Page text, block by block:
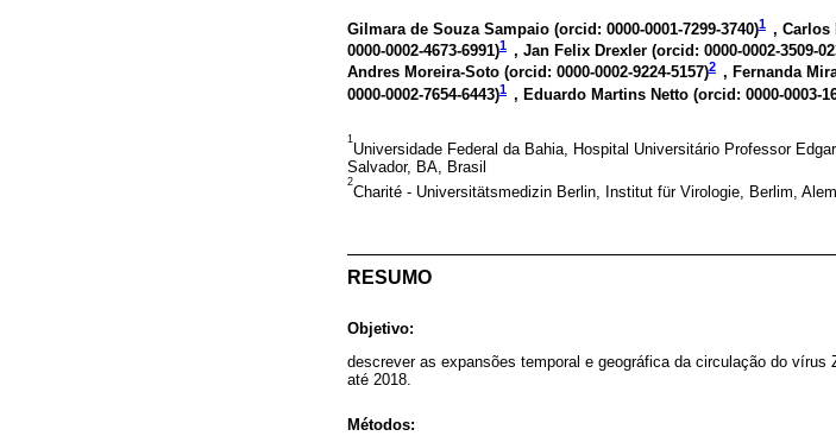
Gilmara de Souza Sampaio (orcid: 0000-0001-7299-3740)1 , Carlos
0000-0002-4673-6991)1 , Jan Felix Drexler (orcid: 0000-0002-3509-
Andres Moreira-Soto (orcid: 0000-0002-9224-5157)2 , Fernanda
0000-0002-7654-6443)1 , Eduardo Martins Netto (orcid: 0000-0003-
1
Universidade Federal da Bahia, Hospital Universitário Professor
Salvador, BA, Brasil
2
Charité - Universitätsmedizin Berlin, Institut für Virologie, Berlim,
RESUMO
Objetivo:
descrever as expansões temporal e geográfica da circulação do
até 2018.
Métodos: